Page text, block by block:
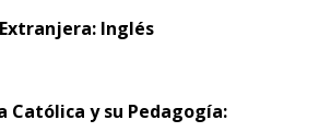
Inglés
Católica y su Pedagogía: